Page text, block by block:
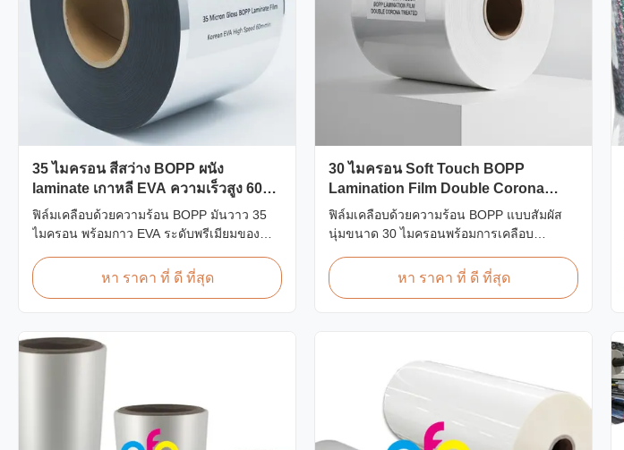
35 ไมครอน สีสว่าง BOPP ผนัง
laminate เกาหลี EVA ความเร็วสูง 60m /
min
ฟิล์มเคลือบด้วยความร้อน BOPP มันวาว 35
ไมครอน พร้อมกาว EVA ระดับพรีเมียมของ
เคลือบ 60 ม./นาที ความชัดเจนของแสง 92%
ออกแบบมาสำหรับปกหนังสือปริมาณมากและ
หา ราคา ที่ ดี ที่สุด
30 ไมครอน Soft Touch BOPP
Lamination Film Double Corona
รักษา
ฟิล์มเคลือบด้วยความร้อน BOPP แบบสัมผัส
นุ่มขนาด 30 ไมครอนพร้อมการเคลือบ
นวล เหมาะสำหรับอัลบั้มภาพระดับพรีเมียม
หนังสืองานแต่งงาน และการตกแต่งภาพพิมพ์ที่
หา ราคา ที่ ดี ที่สุด